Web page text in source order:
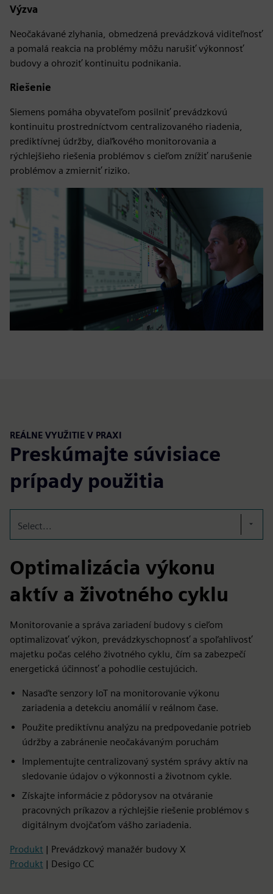
Výzva
Neočakávané zlyhania, obmedzená prevádzková viditeľnosť
a pomalá reakcia na problémy môžu narušiť výkonnosť
budovy a ohroziť kontinuitu podnikania.
Riešenie
Siemens pomáha obyvateľom posilniť prevádzkovú
kontinuitu prostredníctvom centralizovaného riadenia,
prediktívnej údržby, diaľkového monitorovania a
rýchlejšieho riešenia problémov s cieľom znížiť narušenie
problémov a zmierniť riziko.
REÁLNE VYUŽITIE V PRAXI
Preskúmajte súvisiace
prípady použitia
Select...
Optimalizácia výkonu
aktív a životného cyklu
Monitorovanie a správa zariadení budovy s cieľom
optimalizovať výkon, prevádzkyschopnosť a spoľahlivosť
majetku počas celého životného cyklu, čím sa zabezpečí
energetická účinnosť a pohodlie cestujúcich.
Nasaďte senzory IoT na monitorovanie výkonu
zariadenia a detekciu anomálií v reálnom čase.
Použite prediktívnu analýzu na predpovedanie potrieb
údržby a zabránenie neočakávaným poruchám
Implementujte centralizovaný systém správy aktív na
sledovanie údajov o výkonnosti a životnom cykle.
Získajte informácie z pôdorysov na otváranie
pracovných príkazov a rýchlejšie riešenie problémov s
digitálnym dvojčaťom vášho zariadenia.
Produkt | Prevádzkový manažér budovy X
Produkt | Desigo CC